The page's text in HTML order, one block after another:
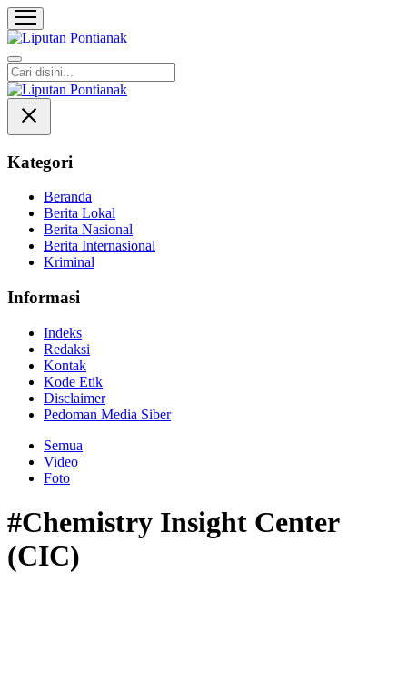
Liputan Pontianak
Berita Terkini dan TerUpdate
Kategori
Beranda
Berita Lokal
Berita Nasional
Berita Internasional
Kriminal
Informasi
Indeks
Redaksi
Kontak
Kode Etik
Disclaimer
Pedoman Media Siber
Semua
Video
Foto
#Chemistry Insight Center
(CIC)